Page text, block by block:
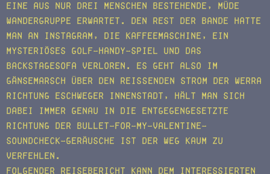
eine aus nur drei Menschen bestehende, müde
Wandergruppe erwartet. Den Rest der Bande hatte
man an Instagram, die Kaffeemaschine, ein
mysteriöses Golf-Handy-Spiel und das
Backstagesofa verloren. Es geht also im
Gänsemarsch über den reißenden Strom der Werra
Richtung Eschweger Innenstadt, hält man sich
dabei immer genau in die entgegengesetzte
Richtung der Bullet-for-my-Valentine-
Soundcheck-Geräusche ist der Weg kaum zu
verfehlen.
Folgender Reisebericht kann dem interessierten